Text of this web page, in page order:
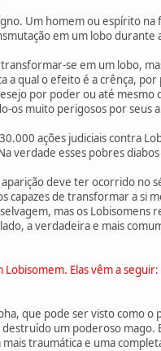
Um homem ou espírito
em um lobo
se em um lobo,
a qual o efeito é a crênça,
por poder ou até mesmo
os muito perigosos por
ações judiciais contra
verdade esses pobres
deve ter ocorrido no
de transformar a si
mas os Lobisomens
a verdadeira e mais
Elas vêm a seguir:
que pode ser visto como
um poderoso mago.
traumática e uma